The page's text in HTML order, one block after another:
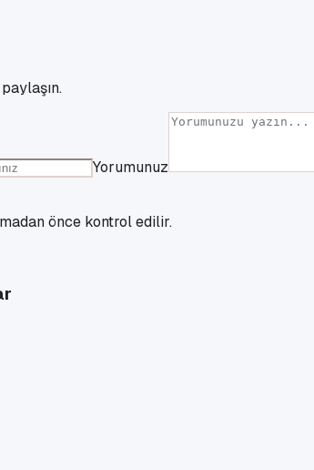
Yorumunuz
önce kontrol edilir.